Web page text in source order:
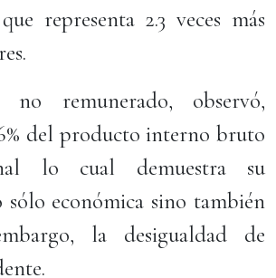
representa 2.3 veces más
no remunerado, observó,
del producto interno bruto
lo cual demuestra su
sólo económica sino también
la desigualdad de